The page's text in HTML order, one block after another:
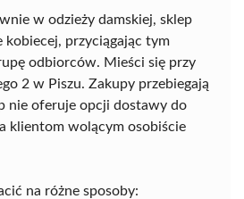
w odzieży damskiej, sklep
kobiecej, przyciągając tym
odbiorców. Mieści się przy
2 w Piszu. Zakupy przebiegają
nie oferuje opcji dostawy do
klientom wolącym osobiście
na różne sposoby: